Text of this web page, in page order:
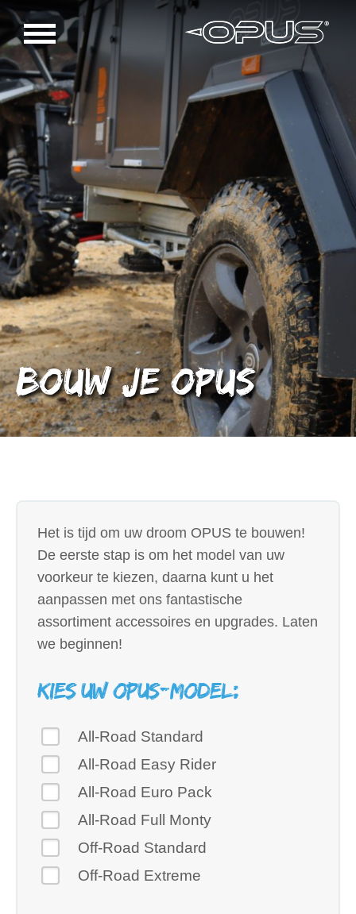
Bouw je OPUS
Het is tijd om uw droom OPUS te bouwen!
De eerste stap is om het model van uw
voorkeur te kiezen, daarna kunt u het
aanpassen met ons fantastische
assortiment accessoires en upgrades. Laten
we beginnen!
Kies uw OPUS-model:
All-Road Standard
All-Road Easy Rider
All-Road Euro Pack
All-Road Full Monty
Off-Road Standard
Off-Road Extreme